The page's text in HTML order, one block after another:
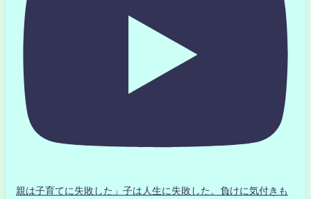
親は子育てに失敗した」子は人生に失敗した。負けに気付きも